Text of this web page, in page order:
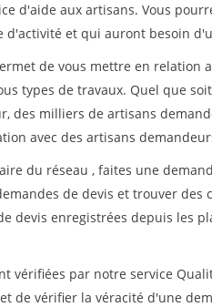
d'aide aux artisans. Vous
d'activité et qui auront besoin
de vous mettre en relation
types de travaux. Quel que
des milliers de artisans
avec des artisans
du réseau , faites une
de devis et trouver des
devis enregistrées depuis les
vérifiées par notre service
de vérifier la véracité d'une